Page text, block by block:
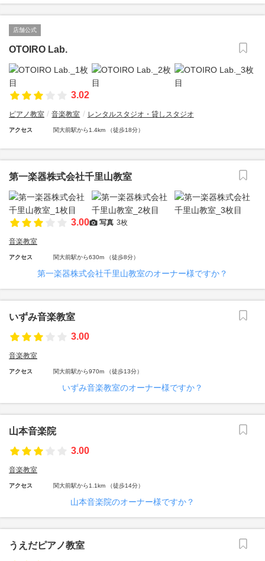
店舗公式
OTOIRO Lab.
3.02
ピアノ教室 音楽教室 レンタルスタジオ・貸しスタジオ
アクセス 関大前駅から1.4km （徒歩18分）
第一楽器株式会社千里山教室
3.00 写真 3枚
音楽教室
アクセス 関大前駅から630m （徒歩8分）
第一楽器株式会社千里山教室のオーナー様ですか？
いずみ音楽教室
3.00
音楽教室
アクセス 関大前駅から970m （徒歩13分）
いずみ音楽教室のオーナー様ですか？
山本音楽院
3.00
音楽教室
アクセス 関大前駅から1.1km （徒歩14分）
山本音楽院のオーナー様ですか？
うえだピアノ教室